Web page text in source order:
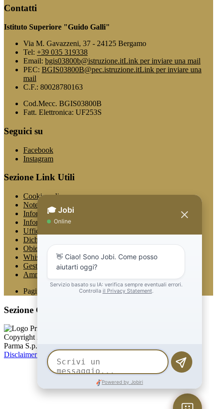
Contatti
Istituto Superiore "Guido Galli"
Via M. Gavazzeni, 37 - 24125 Bergamo
Tel: +39 035 319338
Email: bgis03800b@istruzione.itLink per inviare una mail
PEC: BGIS03800B@pec.istruzione.itLink per inviare una
mail
C.F.: 80028780163
Cod.Mecc. BGIS03800B
Fatt. Elettronica: UF253S
Seguici su
Facebook
Instagram
Sezione Link Utili
Cookie policy
Note legali
Informativa Privacy
Informativa Privacy chatbot Jobi
Ufficio Relazioni con il Pubblico
Dichiarazione di accessibilità
Obiettivi di accessibilità
Whistleblowing
Gestione consensi cookie
Amministrazione trasparente
Pagina visualizzata619volte
Sezione Copyright
Copyright 2026 | Engineered and powered by Gruppo Spaggiari
Parma S.p.A. | Divisione Publishing & New Social Media
Disclaimer trattamento dati personali